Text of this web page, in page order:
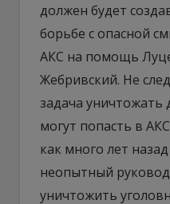
должен будет
борьбе с опасной
АКС на помощь
Жебривский. Не
задача
могут попасть в
как много лет
неопытный
уничтожить